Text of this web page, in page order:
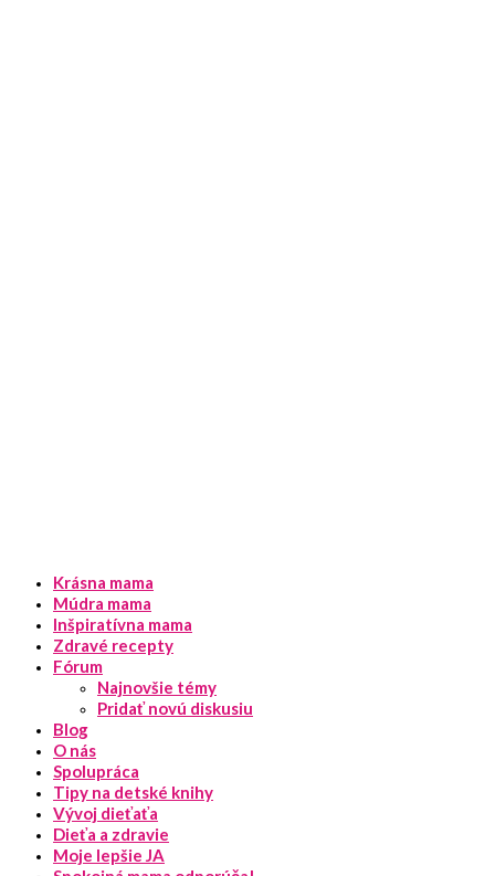
Krásna mama
Múdra mama
Inšpiratívna mama
Zdravé recepty
Fórum
Najnovšie témy
Pridať novú diskusiu
Blog
O nás
Spolupráca
Tipy na detské knihy
Vývoj dieťaťa
Dieťa a zdravie
Moje lepšie JA